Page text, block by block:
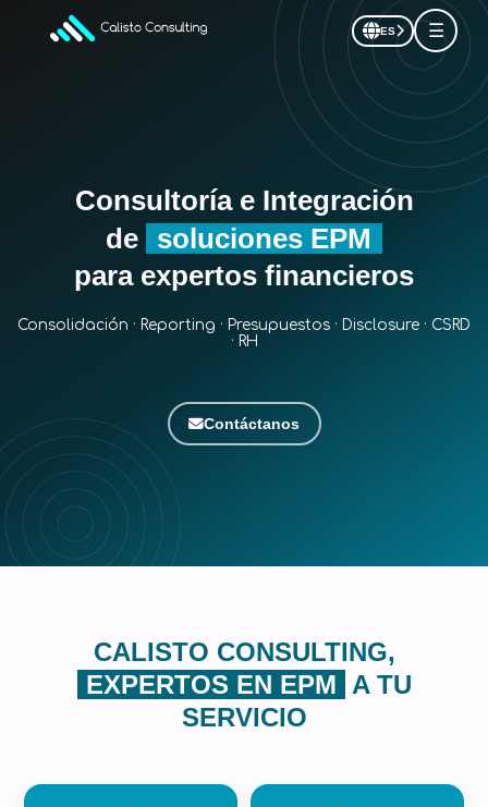
ES ☰
Consultoría e Integración
de
soluciones EPM
para expertos financieros
Consolidación · Reporting · Presupuestos · Disclosure · CSRD
· RH
Contáctanos
CALISTO CONSULTING,
EXPERTOS EN EPM A TU
SERVICIO